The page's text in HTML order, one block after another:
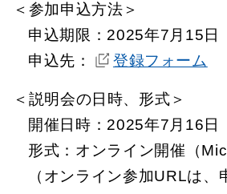
＜参加申込方法＞
申込期限：2025年7月15日
申込先：
登録フォーム
＜説明会の日時、形式＞
開催日時：2025年7月16日
形式：オンライン開催（
（オンライン参加URLは